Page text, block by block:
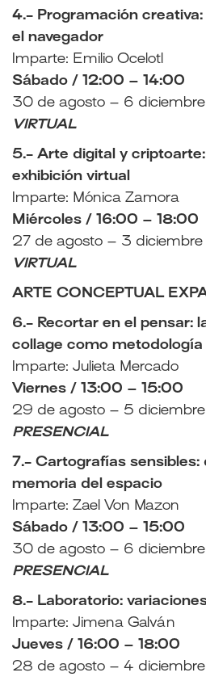
4.- Programación
el navegador
Imparte: Emilio Ocelotl
Sábado / 12:00 – 14:00
30 de agosto – 6 diciembre
VIRTUAL
5.- Arte digital y
exhibición virtual
Imparte: Mónica Zamora
Miércoles / 16:00 – 18:00
27 de agosto – 3 diciembre
VIRTUAL
ARTE CONCEPTUAL
6.- Recortar en el pensar:
collage como metodología
Imparte: Julieta Mercado
Viernes / 13:00 – 15:00
29 de agosto – 5 diciembre
PRESENCIAL
7.- Cartografías sensibles:
memoria del espacio
Imparte: Zael Von Mazon
Sábado / 13:00 – 15:00
30 de agosto – 6 diciembre
PRESENCIAL
8.- Laboratorio:
Imparte: Jimena Galván
Jueves / 16:00 – 18:00
28 de agosto – 4 diciembre